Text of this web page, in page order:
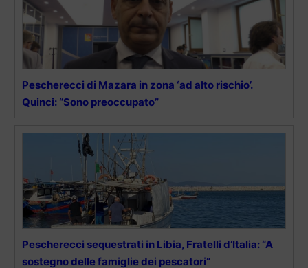
Pescherecci di Mazara in zona ‘ad alto rischio’.
Quinci: “Sono preoccupato”
Pescherecci sequestrati in Libia, Fratelli d’Italia: “A
sostegno delle famiglie dei pescatori”